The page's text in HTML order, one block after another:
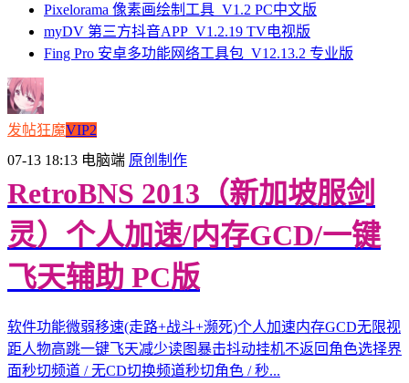
Pixelorama 像素画绘制工具_V1.2 PC中文版
myDV 第三方抖音APP_V1.2.19 TV电视版
Fing Pro 安卓多功能网络工具包_V12.13.2 专业版
发帖狂魔VIP2
07-13 18:13 电脑端 原创制作
RetroBNS 2013（新加坡服剑
灵）个人加速/内存GCD/一键
飞天辅助 PC版
软件功能微弱移速(走路+战斗+濒死)个人加速内存GCD无限视
距人物高跳一键飞天减少读图暴击抖动挂机不返回角色选择界
面秒切频道 / 无CD切换频道秒切角色 / 秒...